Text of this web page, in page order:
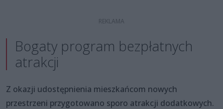
Bogaty program bezpłatnych
atrakcji
Z okazji udostępnienia mieszkańcom nowych
przestrzeni przygotowano sporo atrakcji dodatkowych.